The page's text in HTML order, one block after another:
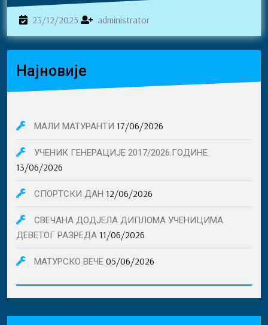
ok ng
er
23/12/2025 23/12/2025
administratoradministrator
Најновије
МАЛИ МАТУРАНТИ 17/06/2026
УЧЕНИК ГЕНЕРАЦИЈЕ 2017/2026.ГОДИНЕ
13/06/2026
СПОРТСКИ ДАН 12/06/2026
СВЕЧАНА ДОДЈЕЛА ДИПЛОМА УЧЕНИЦИМА
ДЕВЕТОГ РАЗРЕДА 11/06/2026
МАТУРСКО ВЕЧЕ 05/06/2026